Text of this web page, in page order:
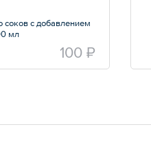
соков с добавлением
мл
100 ₽